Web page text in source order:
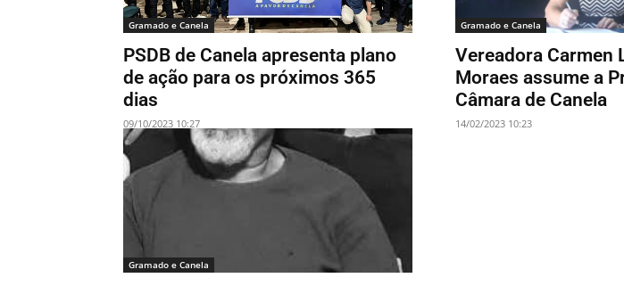
Gramado e Canela
PSDB de Canela apresenta plano
de ação para os próximos 365
dias
09/10/2023 10:27
Gramado e Canela
Vereadora Carmen
Moraes assume a
Câmara de Canela
14/02/2023 10:23
Gramado e Canela